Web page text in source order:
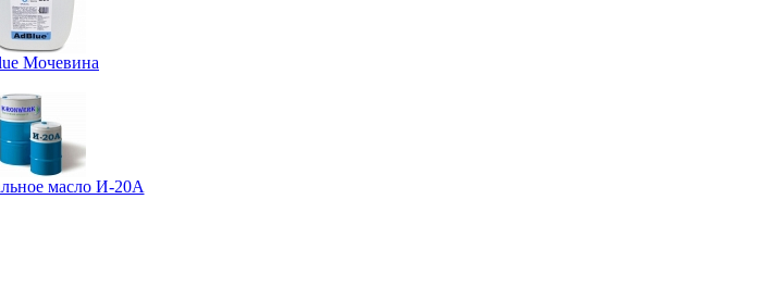
Мочевина
масло И-20А